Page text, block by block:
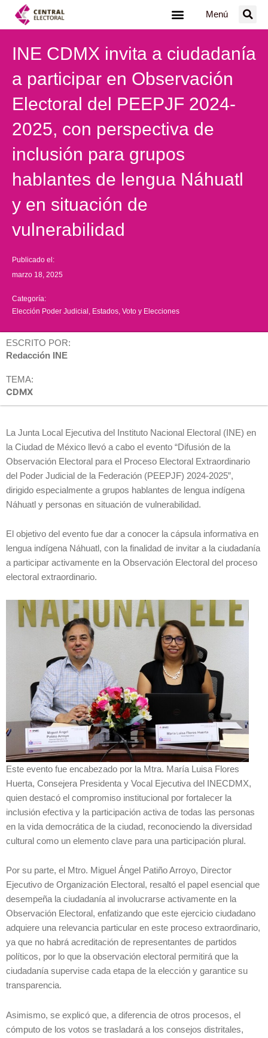
Menú
INE CDMX invita a ciudadanía
a participar en Observación
Electoral del PEEPJF 2024-
2025, con perspectiva de
inclusión para grupos
hablantes de lengua Náhuatl
y en situación de
vulnerabilidad
Publicado el:
marzo 18, 2025
Categoría:
Elección Poder Judicial Estados Voto y Elecciones
ESCRITO POR:
Redacción INE
TEMA:
CDMX
La Junta Local Ejecutiva del Instituto Nacional Electoral (INE) en
la Ciudad de México llevó a cabo el evento “Difusión de la
Observación Electoral para el Proceso Electoral Extraordinario
del Poder Judicial de la Federación (PEEPJF) 2024-2025”,
dirigido especialmente a grupos hablantes de lengua indígena
Náhuatl y personas en situación de vulnerabilidad.
El objetivo del evento fue dar a conocer la cápsula informativa en
lengua indígena Náhuatl, con la finalidad de invitar a la ciudadanía
a participar activamente en la Observación Electoral del proceso
electoral extraordinario.
Este evento fue encabezado por la Mtra. María Luisa Flores
Huerta, Consejera Presidenta y Vocal Ejecutiva del INECDMX,
quien destacó el compromiso institucional por fortalecer la
inclusión efectiva y la participación activa de todas las personas
en la vida democrática de la ciudad, reconociendo la diversidad
cultural como un elemento clave para una participación plural.
Por su parte, el Mtro. Miguel Ángel Patiño Arroyo, Director
Ejecutivo de Organización Electoral, resaltó el papel esencial que
desempeña la ciudadanía al involucrarse activamente en la
Observación Electoral, enfatizando que este ejercicio ciudadano
adquiere una relevancia particular en este proceso extraordinario,
ya que no habrá acreditación de representantes de partidos
políticos, por lo que la observación electoral permitirá que la
ciudadanía supervise cada etapa de la elección y garantice su
transparencia.
Asimismo, se explicó que, a diferencia de otros procesos, el
cómputo de los votos se trasladará a los consejos distritales,